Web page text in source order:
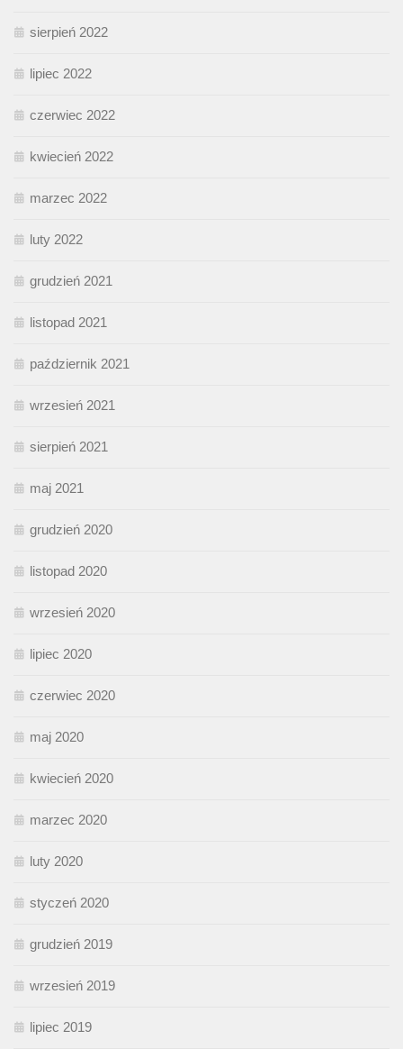
sierpień 2022
lipiec 2022
czerwiec 2022
kwiecień 2022
marzec 2022
luty 2022
grudzień 2021
listopad 2021
październik 2021
wrzesień 2021
sierpień 2021
maj 2021
grudzień 2020
listopad 2020
wrzesień 2020
lipiec 2020
czerwiec 2020
maj 2020
kwiecień 2020
marzec 2020
luty 2020
styczeń 2020
grudzień 2019
wrzesień 2019
lipiec 2019